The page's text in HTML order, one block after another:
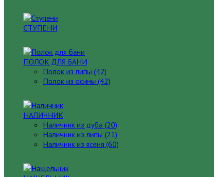
СТУПЕНИ
ПОЛОК ДЛЯ БАНИ
Полок из липы (42)
Полок из осины (42)
НАЛИЧНИК
Наличник из дуба (20)
Наличник из липы (21)
Наличник из ясеня (60)